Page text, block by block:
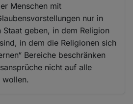
Menschen mit
nur in
Staat geben, in dem Religion
in dem die Religionen sich
Bereiche beschränken
nicht auf alle
wollen.